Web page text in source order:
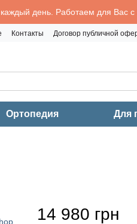
день. Работаем для Вас с
Контакты
Договор публичной
Ортопедия Для
14 980 грн